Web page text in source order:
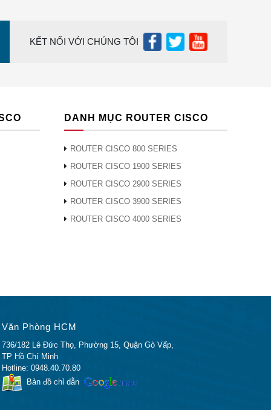
ở
tốn
KẾT NỐI VỚI CHÚNG TÔI
DANH MỤC ROUTER CISCO
ROUTER CISCO 800 SERIES
ROUTER CISCO 1900 SERIES
ROUTER CISCO 2900 SERIES
ROUTER CISCO 3900 SERIES
ROUTER CISCO 4000 SERIES
Văn Phòng HCM
736/182 Lê Đức Thọ, Phường 15, Quận Gò Vấp,
TP Hồ Chí Minh
Hotline: 0948.40.70.80
Bản đồ chỉ dẫn